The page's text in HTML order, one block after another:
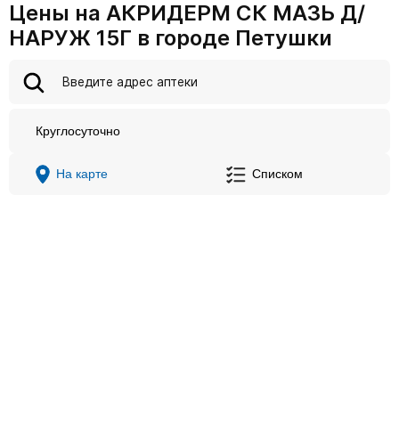
Цены на АКРИДЕРМ СК МАЗЬ Д/
НАРУЖ 15Г в городе Петушки
Круглосуточно
На карте Списком